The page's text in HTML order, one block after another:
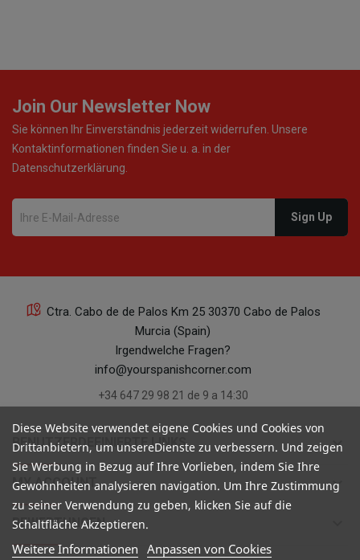
Join Our Newsletter Now
Sie können Ihr Einverständnis jederzeit widerrufen. Unsere
Kontaktinformationen finden Sie u. a. in der
Datenschutzerklärung.
Ctra. Cabo de de Palos Km 25 30370 Cabo de Palos
Murcia (Spain)
Irgendwelche Fragen?
info@yourspanishcorner.com
+34 647 29 98 21 de 9 a 14:30
BENUTZERDEFINIERTE LINKS keyboard_arrow_down
MY ACCOUNT keyboard_arrow_down
BEWERTUNGEN
Diese Website verwendet eigene Cookies und Cookies von
Drittanbietern, um unsereDienste zu verbessern. Und zeigen
Sie Werbung in Bezug auf Ihre Vorlieben, indem Sie Ihre
Gewohnheiten analysieren navigation. Um Ihre Zustimmung
zu seiner Verwendung zu geben, klicken Sie auf die
Schaltfläche Akzeptieren.
Weitere Informationen Anpassen von Cookies